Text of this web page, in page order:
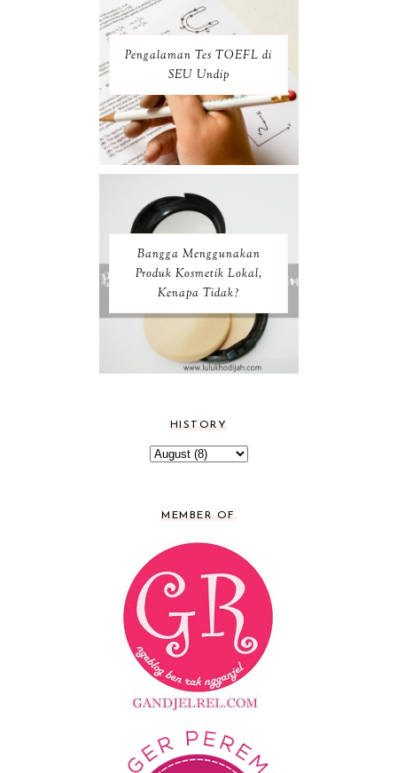
Pengalaman Tes TOEFL di
SEU Undip
Bangga Menggunakan
Produk Kosmetik Lokal,
Kenapa Tidak?
HISTORY
MEMBER OF